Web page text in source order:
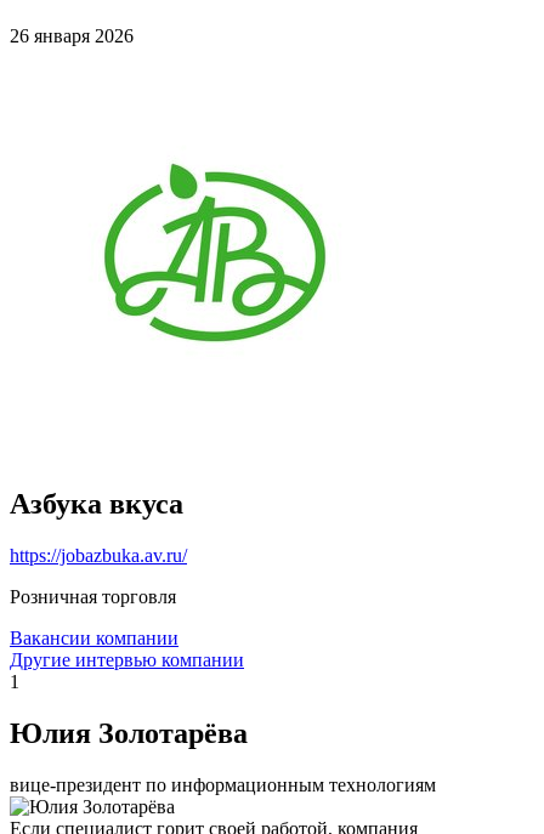
26 января 2026
Азбука вкуса
https://jobazbuka.av.ru/
Розничная торговля
Вакансии компании
Другие интервью компании
1
Юлия Золотарёва
вице-президент по информационным технологиям
Если специалист горит своей работой, компания